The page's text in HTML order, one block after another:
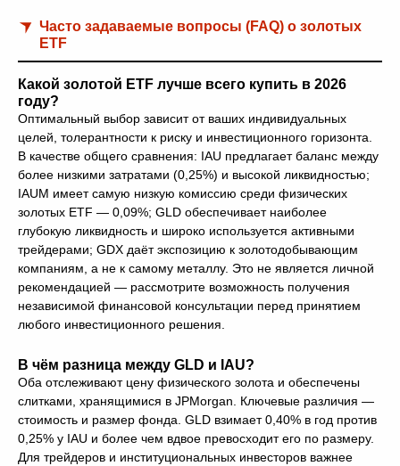
Часто задаваемые вопросы (FAQ) о золотых
ETF
Какой золотой ETF лучше всего купить в 2026
году?
Оптимальный выбор зависит от ваших индивидуальных
целей, толерантности к риску и инвестиционного горизонта.
В качестве общего сравнения: IAU предлагает баланс между
более низкими затратами (0,25%) и высокой ликвидностью;
IAUM имеет самую низкую комиссию среди физических
золотых ETF — 0,09%; GLD обеспечивает наиболее
глубокую ликвидность и широко используется активными
трейдерами; GDX даёт экспозицию к золотодобывающим
компаниям, а не к самому металлу. Это не является личной
рекомендацией — рассмотрите возможность получения
независимой финансовой консультации перед принятием
любого инвестиционного решения.
В чём разница между GLD и IAU?
Оба отслеживают цену физического золота и обеспечены
слитками, хранящимися в JPMorgan. Ключевые различия —
стоимость и размер фонда. GLD взимает 0,40% в год против
0,25% у IAU и более чем вдвое превосходит его по размеру.
Для трейдеров и институциональных инвесторов важнее